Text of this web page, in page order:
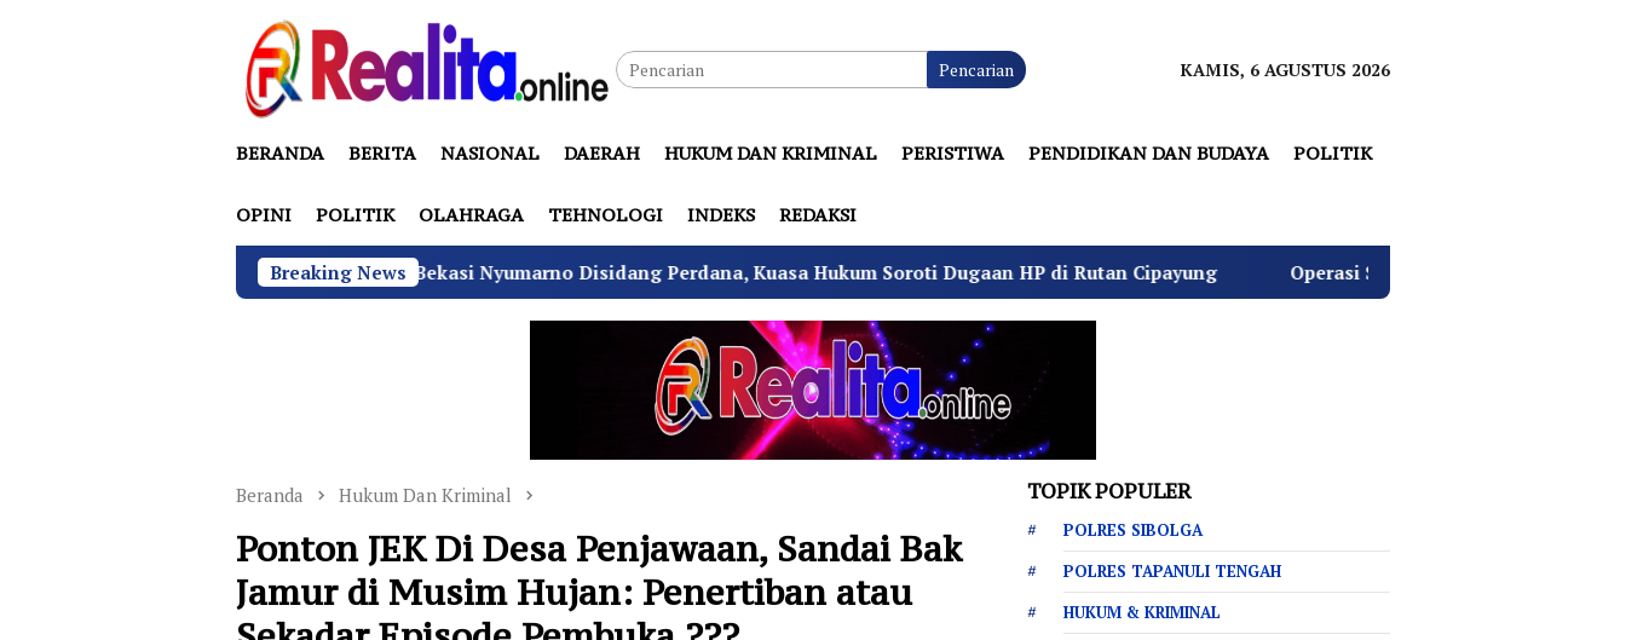
Pencarian KAMIS, 6 AGUSTUS 2026
BERANDA BERITA NASIONAL DAERAH HUKUM DAN KRIMINAL PERISTIWA PENDIDIKAN DAN BUDAYA POLITIK
OPINI POLITIK OLAHRAGA TEHNOLOGI INDEKS REDAKSI
Breaking News
Anggota DPRD Bekasi Nyumarno Disidang Perdana, Kuasa Hukum Soroti Dugaan HP di Rutan Cipayung Operasi Senyap Kejagung: Kantor dan Rumah Don Ritto
Beranda Hukum Dan Kriminal
Ponton JEK Di Desa Penjawaan, Sandai Bak
Jamur di Musim Hujan: Penertiban atau
TOPIK POPULER
POLRES SIBOLGA
POLRES TAPANULI TENGAH
HUKUM & KRIMINAL